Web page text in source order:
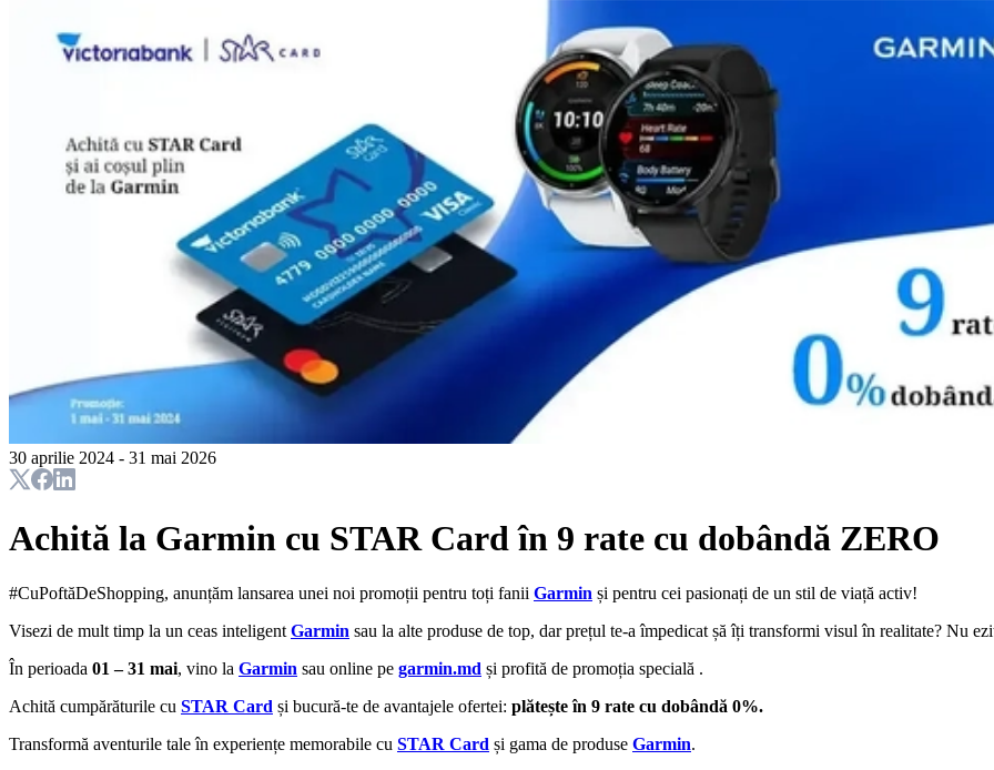
30 aprilie 2024 - 31 mai 2026
Achită la Garmin cu STAR Card în 9 rate cu dobândă ZERO
#CuPoftăDeShopping, anunțăm lansarea unei noi promoții pentru toți fanii Garmin și pentru cei pasionați de un stil de viață activ!
Visezi de mult timp la un ceas inteligent Garmin sau la alte produse de top, dar prețul te-a împedicat șă îți transformi visul în realitate? Nu
În perioada 01 – 31 mai, vino la Garmin sau online pe garmin.md și profită de promoția specială .
Achită cumpărăturile cu STAR Card și bucură-te de avantajele ofertei: plătește în 9 rate cu dobândă 0%.
Transformă aventurile tale în experiențe memorabile cu STAR Card și gama de produse Garmin.